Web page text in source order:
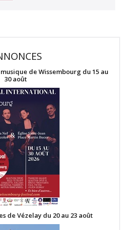
de Wissembourg du 15 au
30 août
de Vézelay du 20 au 23 août